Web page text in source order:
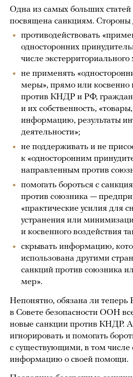
Одна из самых больших статей
посвящена санкциям. Стороны
противодействовать
односторонних
числе экстерриториального
не применять
меры», прямо или косвенно
против КНДР и РФ,
и их собственность,
информацию, результаты
деятельности»;
не поддерживать и не
к «односторонним
направленным против
помогать бороться с
против союзника —
«практические усилия для
устранения или
и косвенного воздействия
скрывать информацию,
использована другими
санкций против союзника
мер».
Непонятно, обязана ли теперь
в Совете безопасности ООН
новые санкции против КНДР.
игнорировать и помогать
с существующими, в том числе
информацию о своей помощи.